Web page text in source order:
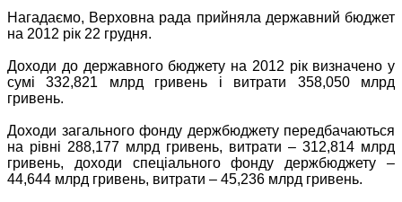
Нагадаємо, Верховна рада прийняла державний бюджет
на 2012 рік 22 грудня.
Доходи до державного бюджету на 2012 рік визначено у
сумі 332,821 млрд гривень і витрати 358,050 млрд
гривень.
Доходи загального фонду держбюджету передбачаються
на рівні 288,177 млрд гривень, витрати – 312,814 млрд
гривень, доходи спеціального фонду держбюджету –
44,644 млрд гривень, витрати – 45,236 млрд гривень.